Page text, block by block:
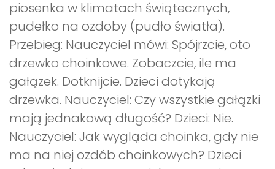
piosenka w klimatach świątecznych,
pudełko na ozdoby (pudło światła).
Przebieg: Nauczyciel mówi: Spójrzcie, oto
drzewko choinkowe. Zobaczcie, ile ma
gałązek. Dotknijcie. Dzieci dotykają
drzewka. Nauczyciel: Czy wszystkie gałązki
mają jednakową długość? Dzieci: Nie.
Nauczyciel: Jak wygląda choinka, gdy nie
ma na niej ozdób choinkowych? Dzieci